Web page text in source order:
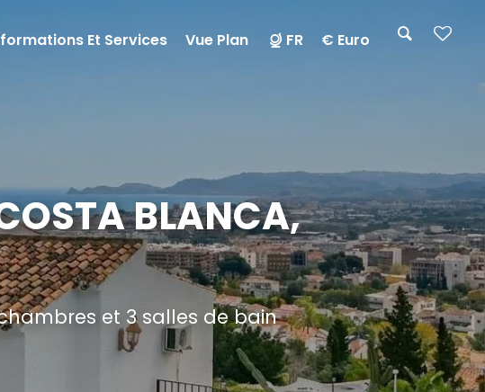
BLANCA,
et 3 salles de bain
Et Services Vue Plan FR € Euro